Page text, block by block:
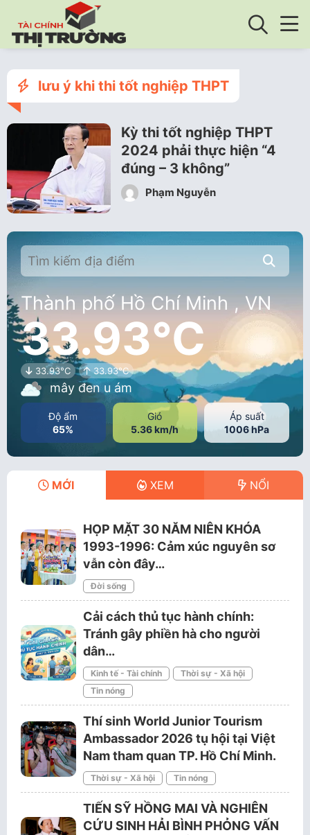
lưu ý khi thi tốt nghiệp THPT
Kỳ thi tốt nghiệp THPT
2024 phải thực hiện “4
đúng – 3 không”
Phạm Nguyễn
Thành phố Hồ Chí Minh , VN
33.93°C
33.93°C 33.93°C
mây đen u ám
Độ ẩm
65%
Gió
5.36 km/h
Áp suất
1006 hPa
MỚI XEM NỔI
HỌP MẶT 30 NĂM NIÊN KHÓA
1993-1996: Cảm xúc nguyên sơ
vẫn còn đây…
Đời sống
Cải cách thủ tục hành chính:
Tránh gây phiền hà cho người
dân…
Kinh tế - Tài chính
Thời sự - Xã hội
Tin nóng
Thí sinh World Junior Tourism
Ambassador 2026 tụ hội tại Việt
Nam tham quan TP. Hồ Chí Minh.
Thời sự - Xã hội Tin nóng
TIẾN SỸ HỒNG MAI VÀ NGHIÊN
CỨU SINH HẢI BÌNH PHỎNG VẤN